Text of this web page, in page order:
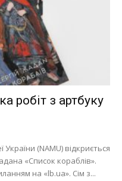
робіт з артбуку
(NAMU) відкриється
«Список кораблів».
на «lb.ua». Сім з...